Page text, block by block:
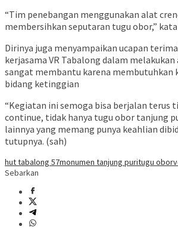
“Tim penebangan menggunakan alat
membersihkan seputaran tugu obor,”
Dirinya juga menyampaikan ucapan
kerjasama VR Tabalong dalam
sangat membantu karena membutuhkan
bidang ketinggian
“Kegiatan ini semoga bisa berjalan terus
continue, tidak hanya tugu obor tanjung
lainnya yang memang punya keahlian
tutupnya. (sah)
hut tabalong 57monumen tanjung puritugu obor
Sebarkan